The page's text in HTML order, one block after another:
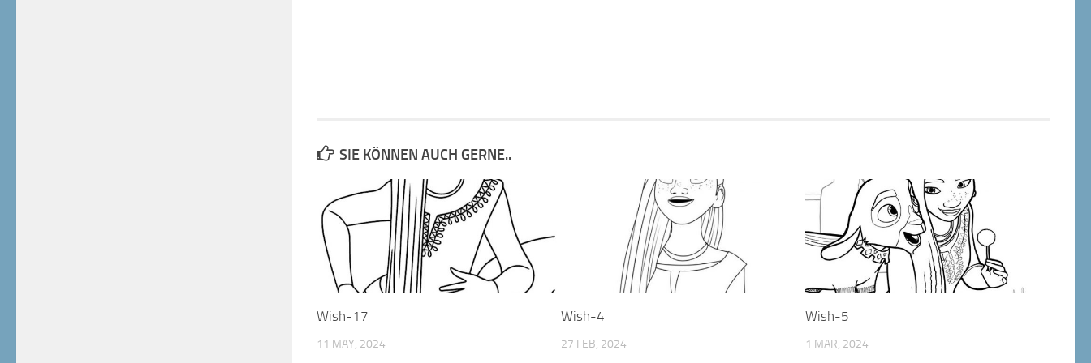
SIE KÖNNEN AUCH GERNE..
Wish-17
11 MAY, 2024
Wish-4
27 FEB, 2024
Wish-5
1 MAR, 2024